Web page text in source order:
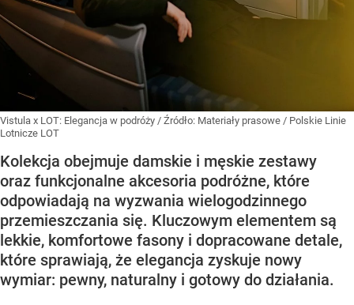
Vistula x LOT: Elegancja w podróży / Źródło: Materiały prasowe / Polskie Linie
Lotnicze LOT
Kolekcja obejmuje damskie i męskie zestawy
oraz funkcjonalne akcesoria podróżne, które
odpowiadają na wyzwania wielogodzinnego
przemieszczania się. Kluczowym elementem są
lekkie, komfortowe fasony i dopracowane detale,
które sprawiają, że elegancja zyskuje nowy
wymiar: pewny, naturalny i gotowy do działania.